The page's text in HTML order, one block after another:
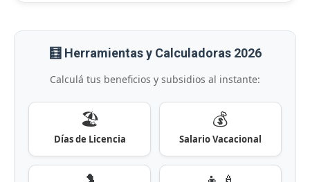
🧮 Herramientas y Calculadoras 2026
Calculá tus beneficios y subsidios al instante:
🏖️
Días de Licencia
💰
Salario Vacacional